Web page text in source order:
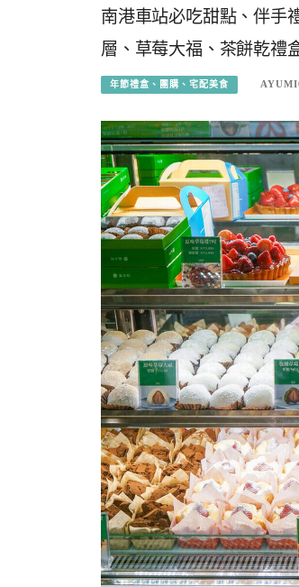
南港車站必吃甜點、伴手
層、草莓大福、茶餅乾禮
年節禮盒、團購、宅配美食